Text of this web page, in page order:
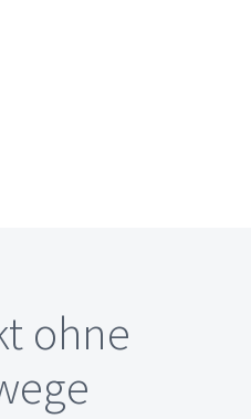
ohne